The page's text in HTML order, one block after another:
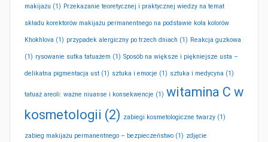
makijażu (1) Przekazanie teoretycznej i praktycznej wiedzy na temat
składu korektorów makijażu permanentnego na podstawie koła kolorów
Khokhlova (1) przypadek alergiczny po trzech dniach (1) Reakcja guzkowa
(1) rysowanie sutka tatuażem (1) Sposób na większe i piękniejsze usta –
delikatna pigmentacja ust (1) sztuka i emocje (1) sztuka i medycyna (1)
tatuaż areoli: ważne niuanse i konsekwencje (1) witamina C w
kosmetologii (2) zabiegi kosmetologiczne twarzy (1)
zabieg makijażu permanentnego – bezpieczeństwo (1) zdjęcie